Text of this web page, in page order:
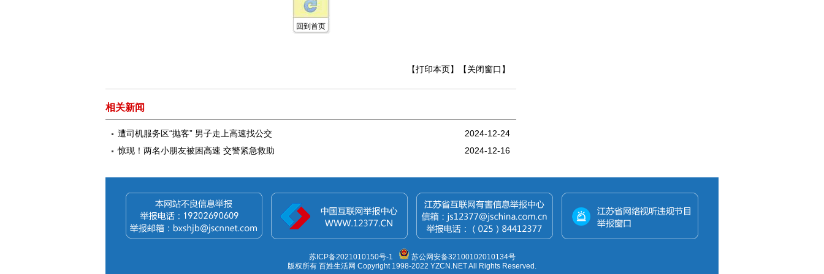
回到首页
【打印本页】 【关闭窗口】
相关新闻
2024-12-24
遭司机服务区“抛客” 男子走上高速找公交
2024-12-16
惊现！两名小朋友被困高速 交警紧急救助
苏ICP备2021010150号-1
苏公网安备32100102010134号
版权所有 百姓生活网 Copyright 1998-2022 YZCN.NET All Rights Reserved.